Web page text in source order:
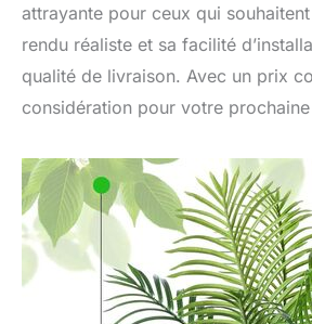
attrayante pour ceux qui
rendu réaliste et sa facilité
qualité de livraison. Avec un prix
considération pour votre